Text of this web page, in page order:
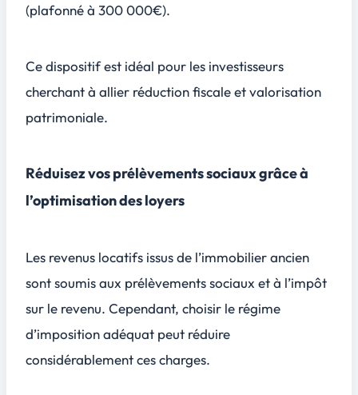
(plafonné à 300 000€).
Ce dispositif est idéal pour les investisseurs
cherchant à allier réduction fiscale et valorisation
patrimoniale.
Réduisez vos prélèvements sociaux grâce à
l’optimisation des loyers
Les revenus locatifs issus de l’immobilier ancien
sont soumis aux prélèvements sociaux et à l’impôt
sur le revenu. Cependant, choisir le régime
d’imposition adéquat peut réduire
considérablement ces charges.